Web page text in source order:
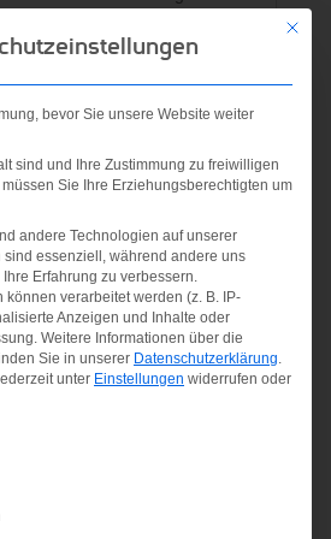
100 % Polyester
Angebot!
Mit
bevor Sie unsere Website weiter
sind und Ihre Zustimmung zu freiwilligen
Sie Ihre Erziehungsberechtigten um
andere Technologien auf unserer
essenziell, während andere uns
Erfahrung zu verbessern.
können verarbeitet werden (z. B. IP-
Anzeigen und Inhalte oder
Weitere Informationen über die
Sie in unserer Datenschutzerklärung.
unter Einstellungen widerrufen oder
Gruppen, für die eine